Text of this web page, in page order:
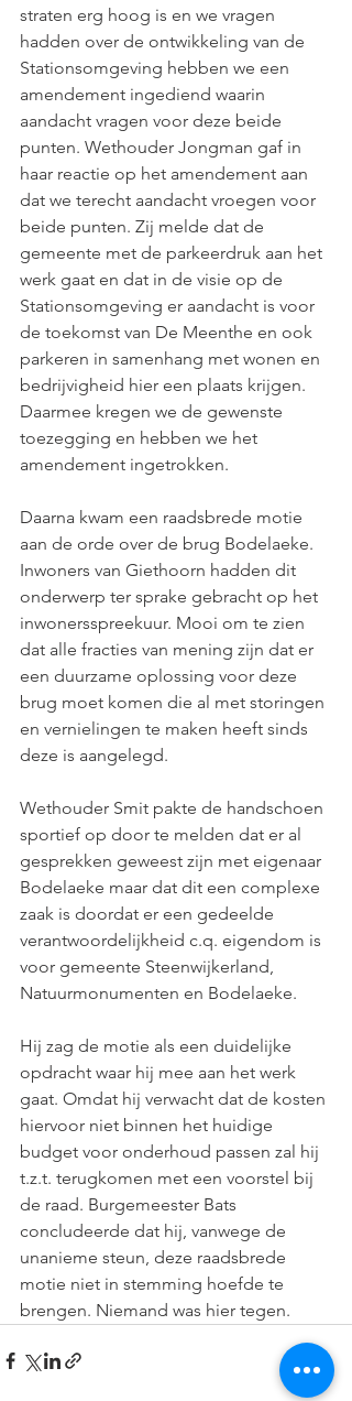
straten erg hoog is en we vragen
hadden over de ontwikkeling van de
Stationsomgeving hebben we een
amendement ingediend waarin
aandacht vragen voor deze beide
punten. Wethouder Jongman gaf in
haar reactie op het amendement aan
dat we terecht aandacht vroegen voor
beide punten. Zij melde dat de
gemeente met de parkeerdruk aan het
werk gaat en dat in de visie op de
Stationsomgeving er aandacht is voor
de toekomst van De Meenthe en ook
parkeren in samenhang met wonen en
bedrijvigheid hier een plaats krijgen.
Daarmee kregen we de gewenste
toezegging en hebben we het
amendement ingetrokken.
Daarna kwam een raadsbrede motie
aan de orde over de brug Bodelaeke.
Inwoners van Giethoorn hadden dit
onderwerp ter sprake gebracht op het
inwonersspreekuur. Mooi om te zien
dat alle fracties van mening zijn dat er
een duurzame oplossing voor deze
brug moet komen die al met storingen
en vernielingen te maken heeft sinds
deze is aangelegd.
Wethouder Smit pakte de handschoen
sportief op door te melden dat er al
gesprekken geweest zijn met eigenaar
Bodelaeke maar dat dit een complexe
zaak is doordat er een gedeelde
verantwoordelijkheid c.q. eigendom is
voor gemeente Steenwijkerland,
Natuurmonumenten en Bodelaeke.
Hij zag de motie als een duidelijke
opdracht waar hij mee aan het werk
gaat. Omdat hij verwacht dat de kosten
hiervoor niet binnen het huidige
budget voor onderhoud passen zal hij
t.z.t. terugkomen met een voorstel bij
de raad. Burgemeester Bats
concludeerde dat hij, vanwege de
unanieme steun, deze raadsbrede
motie niet in stemming hoefde te
brengen. Niemand was hier tegen.